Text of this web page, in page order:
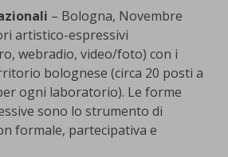
– Bologna, Novembre
artistico-espressivi
webradio, video/foto) con i
bolognese (circa 20 posti a
ogni laboratorio). Le forme
sono lo strumento di
formale, partecipativa e